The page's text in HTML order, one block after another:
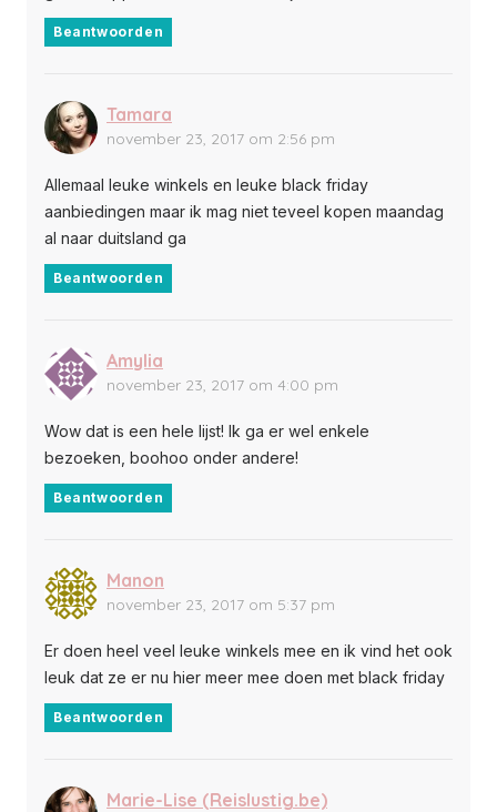
Beantwoorden
Tamara
november 23, 2017 om 2:56 pm
Allemaal leuke winkels en leuke black friday
aanbiedingen maar ik mag niet teveel kopen maandag
al naar duitsland ga
Beantwoorden
Amylia
november 23, 2017 om 4:00 pm
Wow dat is een hele lijst! Ik ga er wel enkele
bezoeken, boohoo onder andere!
Beantwoorden
Manon
november 23, 2017 om 5:37 pm
Er doen heel veel leuke winkels mee en ik vind het ook
leuk dat ze er nu hier meer mee doen met black friday
Beantwoorden
Marie-Lise (Reislustig.be)